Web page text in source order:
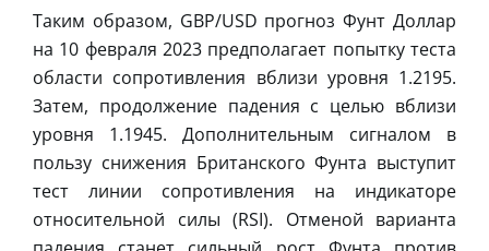
Таким образом, GBP/USD прогноз Фунт Доллар
на 10 февраля 2023 предполагает попытку теста
области сопротивления вблизи уровня 1.2195.
Затем, продолжение падения с целью вблизи
уровня 1.1945. Дополнительным сигналом в
пользу снижения Британского Фунта выступит
тест линии сопротивления на индикаторе
относительной силы (RSI). Отменой варианта